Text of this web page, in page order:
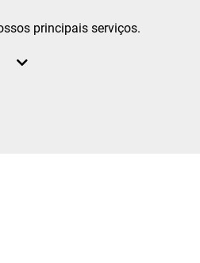
EM SP
COMPRESSOR SCHULZ
principais serviços.